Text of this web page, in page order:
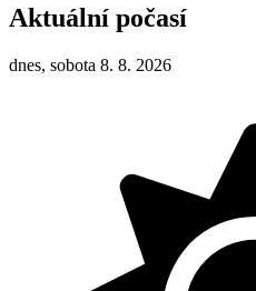
Aktuální počasí
dnes, sobota 8. 8. 2026